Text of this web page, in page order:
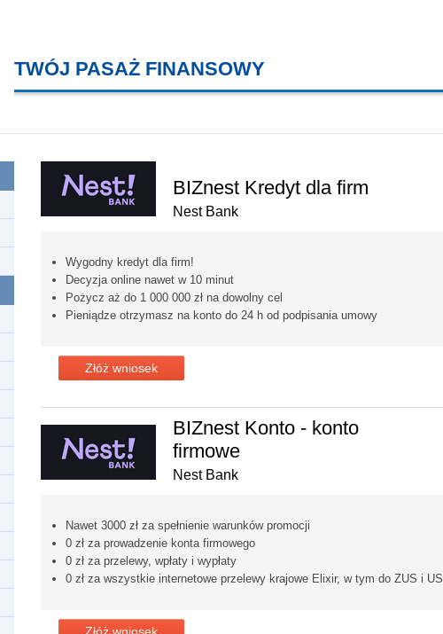
TWÓJ PASAŻ FINANSOWY
BIZnest Kredyt dla firm
Nest Bank
Wygodny kredyt dla firm!
Decyzja online nawet w 10 minut
Pożycz aż do 1 000 000 zł na dowolny cel
Pieniądze otrzymasz na konto do 24 h od podpisania umowy
Złóż wniosek
BIZnest Konto - konto
firmowe
Nest Bank
Nawet 3000 zł za spełnienie warunków promocji
0 zł za prowadzenie konta firmowego
0 zł za przelewy, wpłaty i wypłaty
0 zł za wszystkie internetowe przelewy krajowe Elixir, w tym do ZUS i US
Złóż wniosek